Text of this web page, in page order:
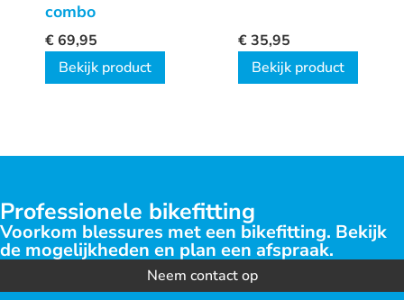
combo
€69,95
Bekijk product
€35,95
Bekijk product
Professionele bikefitting
Voorkom blessures met een bikefitting. Bekijk
de mogelijkheden en plan een afspraak.
Neem contact op